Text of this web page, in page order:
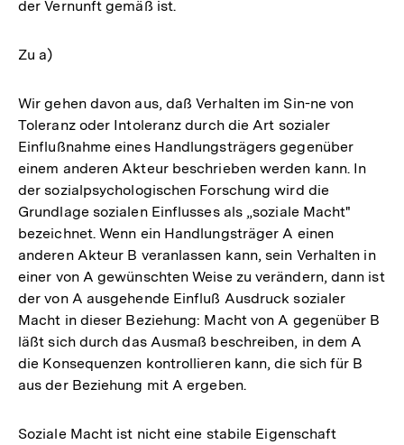
der Vernunft gemäß ist.
Zu a)
Wir gehen davon aus, daß Verhalten im Sin-ne von
Toleranz oder Intoleranz durch die Art sozialer
Einflußnahme eines Handlungsträgers gegenüber
einem anderen Akteur beschrieben werden kann. In
der sozialpsychologischen Forschung wird die
Grundlage sozialen Einflusses als „soziale Macht"
bezeichnet. Wenn ein Handlungsträger A einen
anderen Akteur B veranlassen kann, sein Verhalten in
einer von A gewünschten Weise zu verändern, dann ist
der von A ausgehende Einfluß Ausdruck sozialer
Macht in dieser Beziehung: Macht von A gegenüber B
läßt sich durch das Ausmaß beschreiben, in dem A
die Konsequenzen kontrollieren kann, die sich für B
aus der Beziehung mit A ergeben.
Soziale Macht ist nicht eine stabile Eigenschaft